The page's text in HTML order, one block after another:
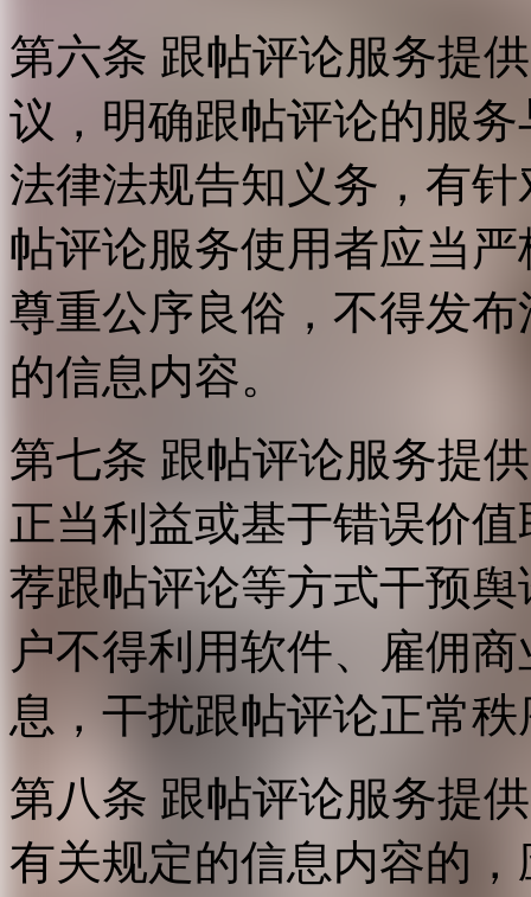
第六条 跟帖评论服务提
议，明确跟帖评论的服
法律法规告知义务，有
帖评论服务使用者应当
尊重公序良俗，不得发
的信息内容。
第七条 跟帖评论服务提
正当利益或基于错误价
荐跟帖评论等方式干预
户不得利用软件、雇佣
息，干扰跟帖评论正常
第八条 跟帖评论服务提
有关规定的信息内容的